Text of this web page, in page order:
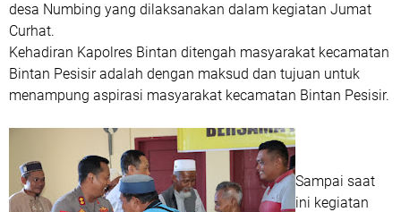
desa Numbing yang dilaksanakan dalam kegiatan Jumat
Curhat.
Kehadiran Kapolres Bintan ditengah masyarakat kecamatan
Bintan Pesisir adalah dengan maksud dan tujuan untuk
menampung aspirasi masyarakat kecamatan Bintan Pesisir.
Sampai saat
ini kegiatan